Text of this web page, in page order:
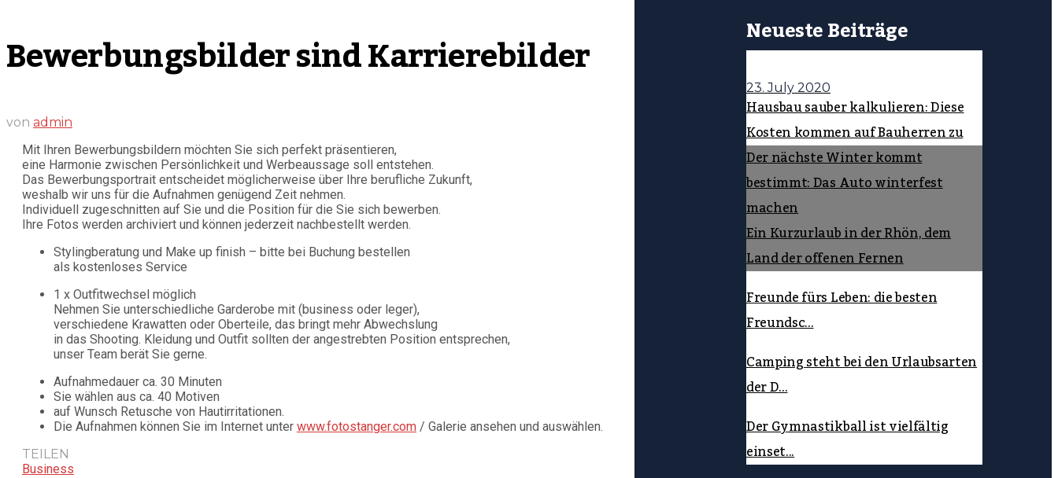
Bewerbungsbilder sind Karrierebilder
von admin
Mit Ihren Bewerbungsbildern möchten Sie sich perfekt präsentieren,
eine Harmonie zwischen Persönlichkeit und Werbeaussage soll entstehen.
Das Bewerbungsportrait entscheidet möglicherweise über Ihre berufliche Zukunft,
weshalb wir uns für die Aufnahmen genügend Zeit nehmen.
Individuell zugeschnitten auf Sie und die Position für die Sie sich bewerben.
Ihre Fotos werden archiviert und können jederzeit nachbestellt werden.
Stylingberatung und Make up finish – bitte bei Buchung bestellen
als kostenloses Service
1 x Outfitwechsel möglich
Nehmen Sie unterschiedliche Garderobe mit (business oder leger),
verschiedene Krawatten oder Oberteile, das bringt mehr Abwechslung
in das Shooting. Kleidung und Outfit sollten der angestrebten Position entsprechen,
unser Team berät Sie gerne.
Aufnahmedauer ca. 30 Minuten
Sie wählen aus ca. 40 Motiven
auf Wunsch Retusche von Hautirritationen.
Die Aufnahmen können Sie im Internet unter www.fotostanger.com / Galerie ansehen und auswählen.
TEILEN
Business
Neueste Beiträge
23. July 2020
Hausbau sauber kalkulieren: Diese
Kosten kommen auf Bauherren zu
Der nächste Winter kommt
bestimmt: Das Auto winterfest
machen
Ein Kurzurlaub in der Rhön, dem
Land der offenen Fernen
Freunde fürs Leben: die besten
Freundsc...
Camping steht bei den Urlaubsarten
der D...
Der Gymnastikball ist vielfältig
einset...